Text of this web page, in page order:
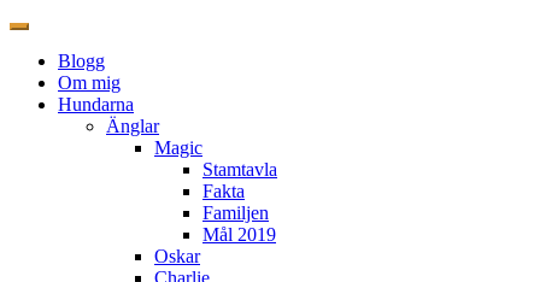
Blogg
Om mig
Hundarna
Änglar
Magic
Stamtavla
Fakta
Familjen
Mål 2019
Oskar
Charlie